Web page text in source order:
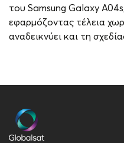
του Samsung Galaxy
εφαρμόζοντας τέλεια
αναδεικνύει και τη
Συμβατότητα
Τύπος
Υλικό